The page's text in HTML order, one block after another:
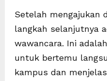
Setelah mengajukan
langkah selanjutnya
wawancara. Ini
untuk bertemu
kampus dan